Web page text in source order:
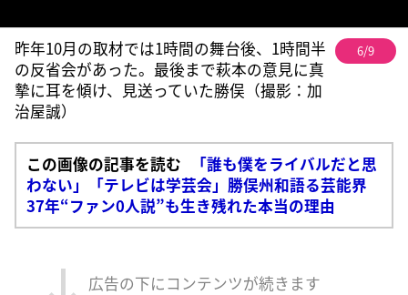
昨年10月の取材では1時間の舞台後、1時間半
の反省会があった。最後まで萩本の意見に真
摯に耳を傾け、見送っていた勝俣（撮影：加
治屋誠）
6/9
この画像の記事を読む
「誰も僕をライバルだと思
わない」「テレビは学芸会」勝俣州和語る芸能界
37年“ファン0人説”も生き残れた本当の理由
広告の下にコンテンツが続きます